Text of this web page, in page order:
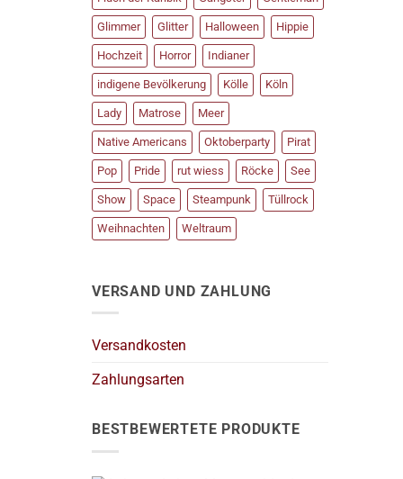
Glimmer Glitter Halloween Hippie
Hochzeit Horror Indianer
indigene Bevölkerung Kölle Köln
Lady Matrose Meer
Native Americans Oktoberparty Pirat
Pop Pride rut wiess Röcke See
Show Space Steampunk Tüllrock
Weihnachten Weltraum
VERSAND UND ZAHLUNG
Versandkosten
Zahlungsarten
BESTBEWERTETE PRODUKTE